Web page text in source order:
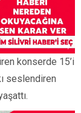
konserde 15’i
seslendiren